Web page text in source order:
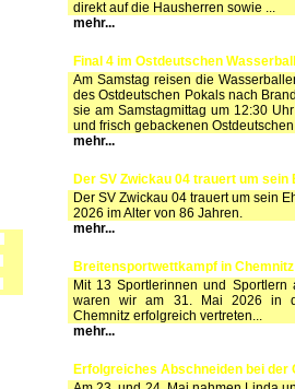
direkt auf die Hausherren sowie ...
mehr...
Final 4 im Ostdeutschen
Am Samstag reisen die
des Ostdeutschen Pokals nach
sie am Samstagmittag um 12:30
und frisch gebackenen
mehr...
Der SV Zwickau 04 trauert um
Der SV Zwickau 04 trauert um sein
2026 im Alter von 86 Jahren.
mehr...
Breitensportwettkampf in Chemnitz
Mit 13 Sportlerinnen und Sportlern
waren wir am 31. Mai 2026 in
Chemnitz erfolgreich vertreten...
mehr...
Erfolgreiches Abschneiden bei der